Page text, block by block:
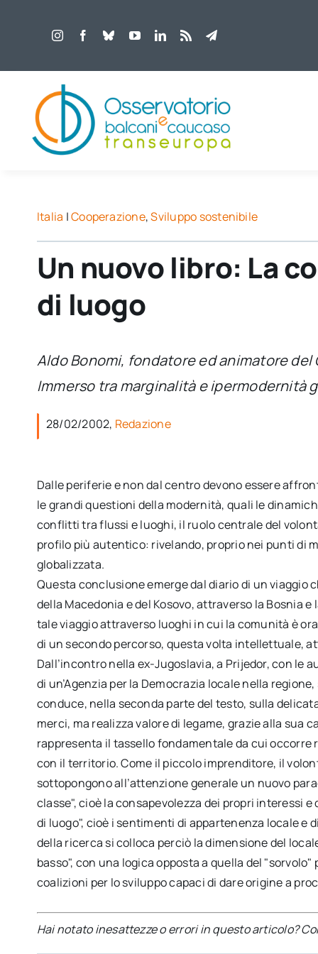
Italia |Cooperazione,Sviluppo sostenibile
Un nuovo libro: La
di luogo
Aldo Bonomi, fondatore ed animatore del
Immerso tra marginalità e ipermodernità
28/02/2002, Redazione
Dalle periferie e non dal centro devono essere
le grandi questioni della modernità, quali le
conflitti tra flussi e luoghi, il ruolo centrale del
profilo più autentico: rivelando, proprio nei punti di
globalizzata.
Questa conclusione emerge dal diario di un viaggio
della Macedonia e del Kosovo, attraverso la Bosnia
tale viaggio attraverso luoghi in cui la comunità è
di un secondo percorso, questa volta intellettuale,
Dall’incontro nella ex-Jugoslavia, a Prijedor, con
di un’Agenzia per la Democrazia locale nella
conduce, nella seconda parte del testo, sulla
merci, ma realizza valore di legame, grazie alla sua
rappresenta il tassello fondamentale da cui
con il territorio. Come il piccolo imprenditore, il
sottopongono all’attenzione generale un nuovo
classe", cioè la consapevolezza dei propri interessi
di luogo", cioè i sentimenti di appartenenza locale e
della ricerca si colloca perciò la dimensione del
basso", con una logica opposta a quella del
coalizioni per lo sviluppo capaci di dare origine a
Hai notato inesattezze o errori in questo articolo?